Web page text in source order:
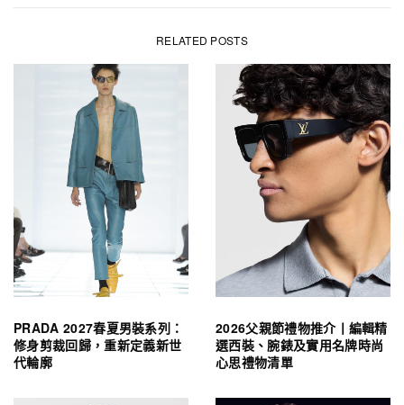
RELATED POSTS
PRADA 2027春夏男裝系列：
修身剪裁回歸，重新定義新世
代輪廓
2026父親節禮物推介丨編輯精
選西裝、腕錶及實用名牌時尚
心思禮物清單